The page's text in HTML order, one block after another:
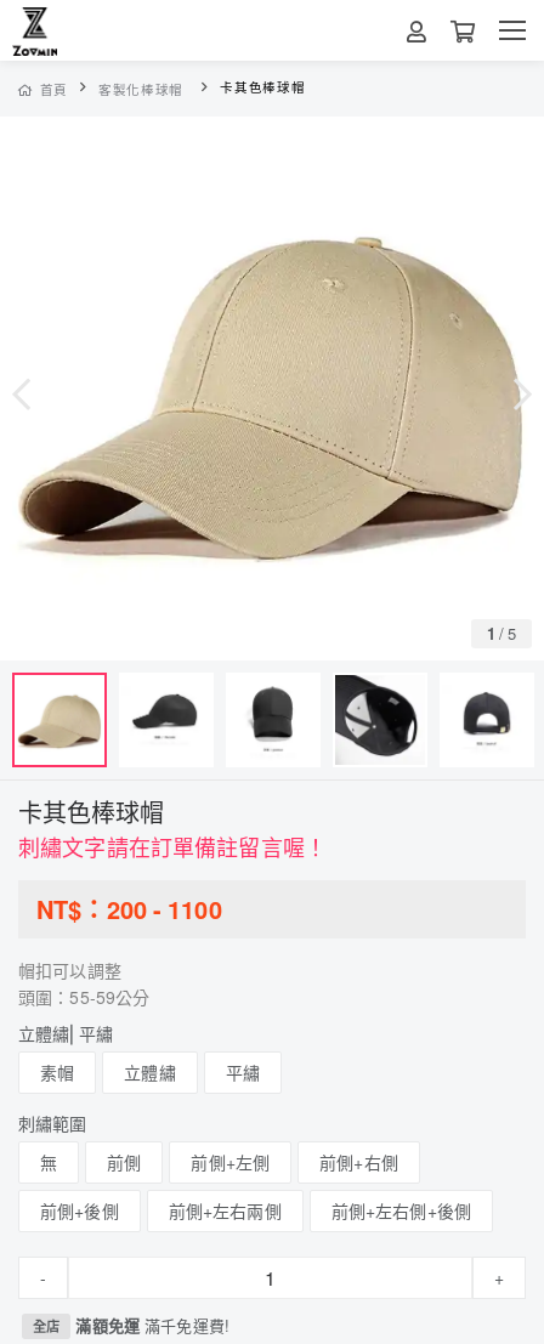
首頁 客製化棒球帽 卡其色棒球帽
1 /5
卡其色棒球帽
刺繡文字請在訂單備註留言喔！
NT$： 200- 1100
帽扣可以調整
頭圍：55-59公分
立體繡⎜平繡
素帽
立體繡 平繡
刺繡範圍
無
前側 前側+左側
前側+右側
前側+後側
前側+左右兩側 前側+左右側+後側
- +
全店 滿額免運滿千免運費!